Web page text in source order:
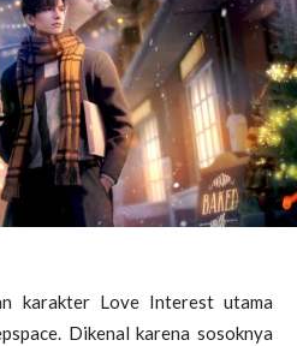
karakter Love Interest utama
Dikenal karena sosoknya